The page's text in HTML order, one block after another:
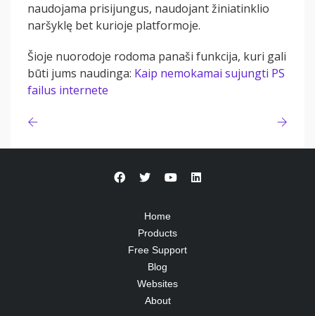
naudojama prisijungus, naudojant žiniatinklio
naršyklę bet kurioje platformoje.
Šioje nuorodoje rodoma panaši funkcija, kuri gali
būti jums naudinga: Kaip nemokamai sujungti PS
failus internete
Home
Products
Free Support
Blog
Websites
About